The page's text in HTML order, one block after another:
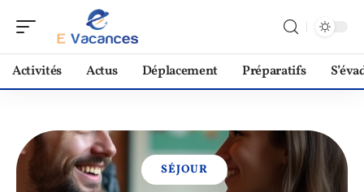
Activités Actus Déplacement Préparatifs
SÉJOUR